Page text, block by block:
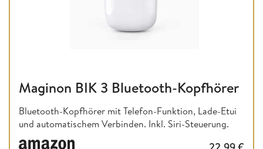
Maginon BIK 3 Bluetooth-Kopfhörer
Bluetooth-Kopfhörer mit Telefon-Funktion, Lade-Etui
und automatischem Verbinden. Inkl. Siri-Steuerung.